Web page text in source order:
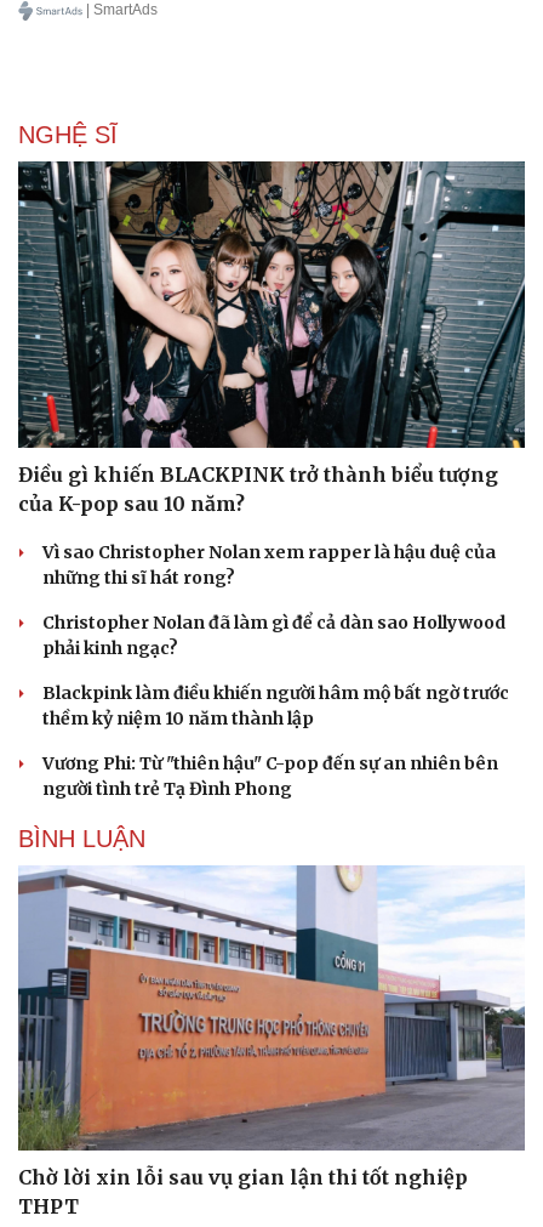
Văn hóa
Sân khấu - Điện ảnh
Văn học
Âm nhạc
Di sản
Giải trí
Nghệ sĩ
Sao Việt
| SmartAds
NGHỆ SĨ
Điều gì khiến BLACKPINK trở thành biểu tượng
của K-pop sau 10 năm?
Vì sao Christopher Nolan xem rapper là hậu duệ của
những thi sĩ hát rong?
Christopher Nolan đã làm gì để cả dàn sao Hollywood
phải kinh ngạc?
Blackpink làm điều khiến người hâm mộ bất ngờ trước
thềm kỷ niệm 10 năm thành lập
Vương Phi: Từ "thiên hậu" C-pop đến sự an nhiên bên
người tình trẻ Tạ Đình Phong
BÌNH LUẬN
Chờ lời xin lỗi sau vụ gian lận thi tốt nghiệp
THPT